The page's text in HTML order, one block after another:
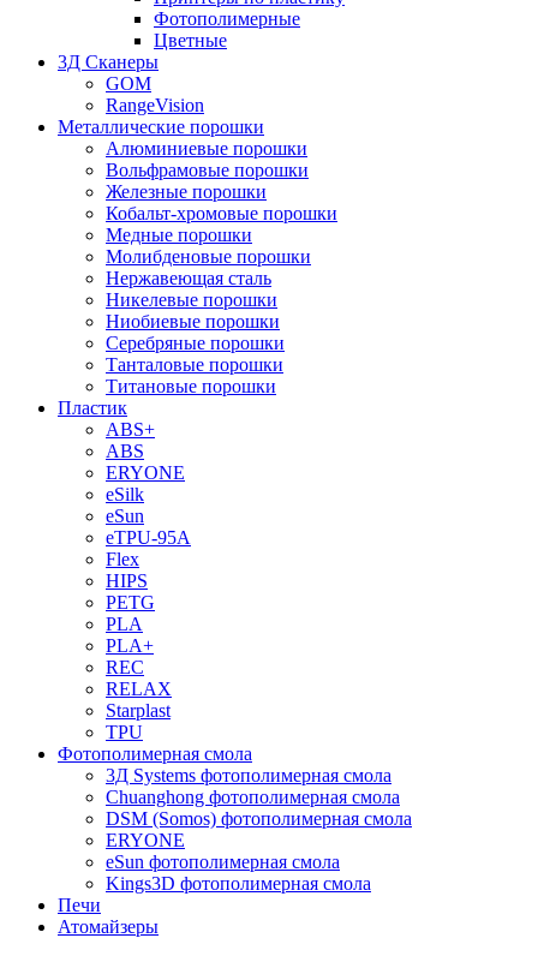
Фотополимерные
Цветные
3Д Сканеры
GOM
RangeVision
Металлические порошки
Алюминиевые порошки
Вольфрамовые порошки
Железные порошки
Кобальт-хромовые порошки
Медные порошки
Молибденовые порошки
Нержавеющая сталь
Никелевые порошки
Ниобиевые порошки
Серебряные порошки
Танталовые порошки
Титановые порошки
Пластик
ABS+
ABS
ERYONE
eSilk
eSun
eTPU-95A
Flex
HIPS
PETG
PLA
PLA+
REC
RELAX
Starplast
TPU
Фотополимерная смола
3Д Systems фотополимерная смола
Chuanghong фотополимерная смола
DSM (Somos) фотополимерная смола
ERYONE
eSun фотополимерная смола
Kings3D фотополимерная смола
Печи
Атомайзеры